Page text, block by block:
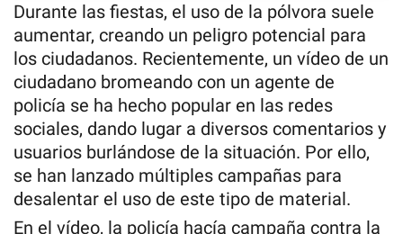
Durante las fiestas, el uso de la pólvora suele
aumentar, creando un peligro potencial para
los ciudadanos. Recientemente, un vídeo de un
ciudadano bromeando con un agente de
policía se ha hecho popular en las redes
sociales, dando lugar a diversos comentarios y
usuarios burlándose de la situación. Por ello,
se han lanzado múltiples campañas para
desalentar el uso de este tipo de material.
En el vídeo, la policía hacía campaña contra la